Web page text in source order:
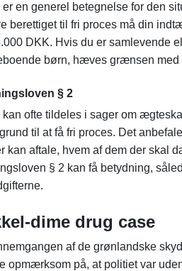
er en generel betegnelse for den
berettiget til fri proces må din
DKK. Hvis du er samlevende
børn, hæves grænsen med
§ 2
kan ofte tildeles i sager om
til at få fri proces. Det
aftale, hvem af dem der skal
§ 2 kan få betydning,
dime drug case
af de grønlandske
opmærksom på, at politiet var